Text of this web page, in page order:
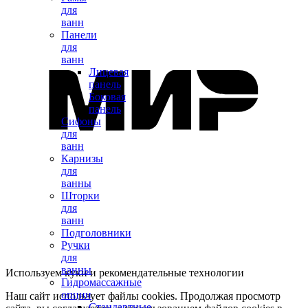
для
ванн
Панели
для
ванн
Лицевая
панель
Боковая
панель
Сифоны
для
ванн
Карнизы
для
ванны
Шторки
для
ванн
Подголовники
Ручки
для
ванны
Гидромассажные
опции
Используем куки и рекомендательные технологии
Наш сайт использует файлы cookies. Продолжая просмотр